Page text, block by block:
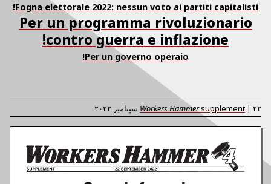
Fogna elettorale 2022: nessun voto ai partiti capitalisti!
Per un programma rivoluzionario
contro guerra e inflazione!
Per un governo operaio!
Workers Hammersupplement | ۲۲ سپتامبر ۲۰۲۲